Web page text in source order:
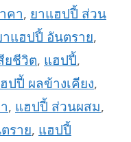
คา, ยาแฮปปี้ ส่วน
าแฮปปี้ อันตราย,
ยชีวิต, แฮปปี้,
ปปี้ ผลข้างเคียง,
, แฮปปี้ ส่วนผสม,
ราย, แฮปปี้